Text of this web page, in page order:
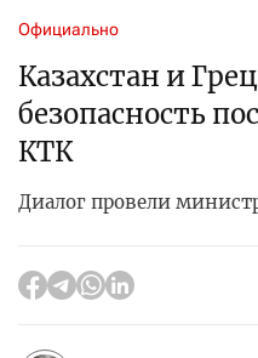
Официально
Казахстан и
безопасность
КТК
Диалог провели